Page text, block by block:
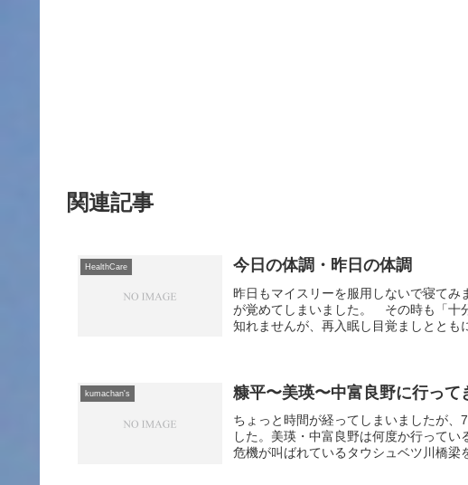
関連記事
HealthCare 今日の体調・昨日の体調
昨日もマイスリーを服用しないで寝てみ
が覚めてしまいました。 その時も「十
知れませんが、再入眠し目覚ましとと
kumachan's 糠平〜美瑛〜中富良野に行って
ちょっと時間が経ってしまいましたが、
した。美瑛・中富良野は何度か行って
危機が叫ばれているタウシュベツ川橋梁